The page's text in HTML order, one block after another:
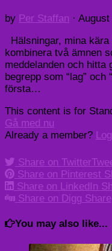
by Per Staffan · August
Hälsningar, mina
kombinera två ämnen
meddelanden och hitta
begrepp som “lag” och
första…
This content is for
Gå med nu
Already a member?
Share on Twitter
Share on Pinterest
Share on LinkedIn
Share on Digg Share
You may also like...